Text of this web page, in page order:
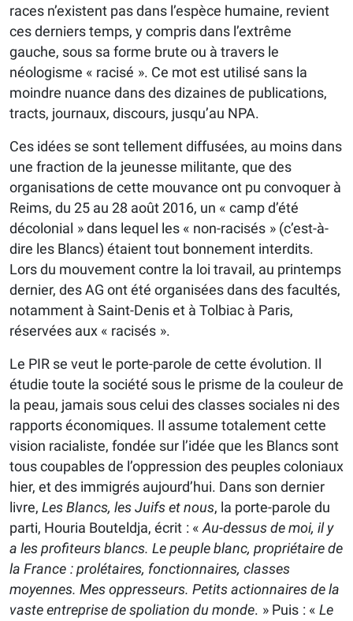
races n’existent pas dans l’espèce humaine, revient
ces derniers temps, y compris dans l’extrême
gauche, sous sa forme brute ou à travers le
néologisme « racisé ». Ce mot est utilisé sans la
moindre nuance dans des dizaines de publications,
tracts, journaux, discours, jusqu’au NPA.
Ces idées se sont tellement diffusées, au moins dans
une fraction de la jeunesse militante, que des
organisations de cette mouvance ont pu convoquer à
Reims, du 25 au 28 août 2016, un « camp d’été
décolonial » dans lequel les « non-racisés » (c’est-à-
dire les Blancs) étaient tout bonnement interdits.
Lors du mouvement contre la loi travail, au printemps
dernier, des AG ont été organisées dans des facultés,
notamment à Saint-Denis et à Tolbiac à Paris,
réservées aux « racisés ».
Le PIR se veut le porte-parole de cette évolution. Il
étudie toute la société sous le prisme de la couleur de
la peau, jamais sous celui des classes sociales ni des
rapports économiques. Il assume totalement cette
vision racialiste, fondée sur l’idée que les Blancs sont
tous coupables de l’oppression des peuples coloniaux
hier, et des immigrés aujourd’hui. Dans son dernier
livre, Les Blancs, les Juifs et nous, la porte-parole du
parti, Houria Bouteldja, écrit : «Au-dessus de moi, il y
a les profiteurs blancs. Le peuple blanc, propriétaire de
la France : prolétaires, fonctionnaires, classes
moyennes. Mes oppresseurs. Petits actionnaires de la
vaste entreprise de spoliation du monde. » Puis : « Le